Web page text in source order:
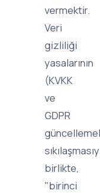
vermektir.
Veri
gizliliği
yasalarının
(KVKK
ve
GDPR
birlikte,
"birinci